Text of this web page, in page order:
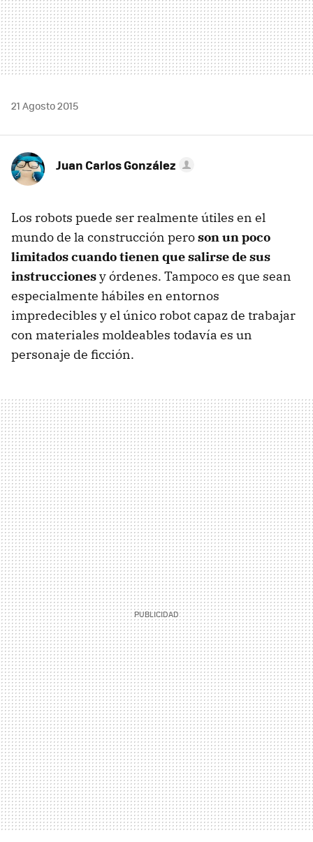
21 Agosto 2015
Juan Carlos González
Los robots puede ser realmente útiles en el
mundo de la construcción peroson un poco
limitados cuando tienen que salirse de sus
instruccionesy órdenes. Tampoco es que sean
especialmente hábiles en entornos
impredecibles y el único robot capaz de trabajar
con materiales moldeables todavía es un
personaje de ficción.